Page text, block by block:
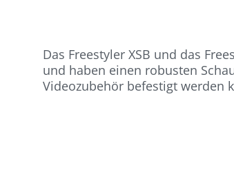
Das Freestyler XSB und das
und haben einen robusten
Videozubehör befestigt werden